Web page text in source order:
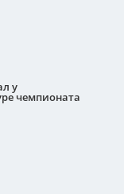
у
чемпионата